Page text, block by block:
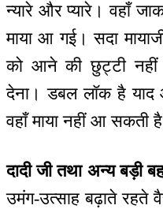
न्यारे और प्यारे। वहाँ
माया आ गई। सदा
को आने की छुट्टी नहीं
देना। डबल लॉक है
वहाँ माया नहीं आ सकती
दादी जी तथा अन्य बड़ी
उमंग-उत्साह बढ़ाते रहते